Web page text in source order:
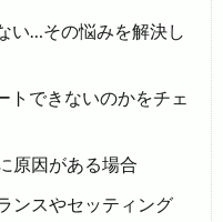
い…その悩みを解決し
トできないのかをチェ
原因がある場合
ンスやセッティング